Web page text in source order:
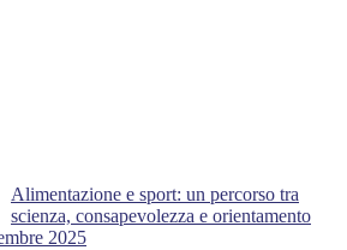
Alimentazione e sport: un percorso tra
scienza, consapevolezza e orientamento
2025